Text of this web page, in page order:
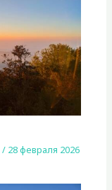
/ 28 февраля 2026